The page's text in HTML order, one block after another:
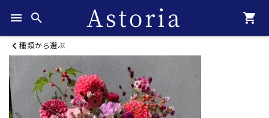
menu search shopping_cart
種類から選ぶ